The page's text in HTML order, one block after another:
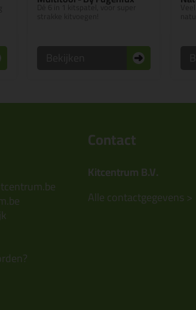
Dé 6 in 1 kitspatel, voor super
Contact
Kitcentrum B.V.
Alle contactgegevens >